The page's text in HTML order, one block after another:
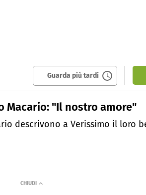
Guarda più tardi
Macario: "Il nostro amore"
descrivono a Verissimo il loro